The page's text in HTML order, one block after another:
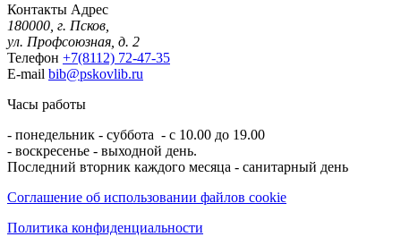
Контакты Адрес
180000, г. Псков,
ул. Профсоюзная, д. 2
Телефон +7(8112) 72-47-35
E-mail bib@pskovlib.ru
Часы работы
- понедельник - суббота - с 10.00 до 19.00
- воскресенье - выходной день.
Последний вторник каждого месяца - санитарный день
Соглашение об использовании файлов cookie
Политика конфиденциальности